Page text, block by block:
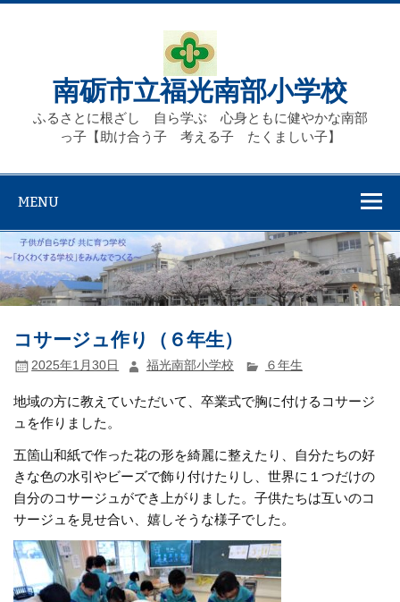
Skip
南砺市立福光南部小学校
ふるさとに根ざし 自ら学ぶ 心身ともに健やかな南部
っ子【助け合う子 考える子 たくましい子】
MENU
コサージュ作り（６年生）
2025年1月30日 福光南部小学校 ６年生
地域の方に教えていただいて、卒業式で胸に付けるコサージ
ュを作りました。
五箇山和紙で作った花の形を綺麗に整えたり、自分たちの好
きな色の水引やビーズで飾り付けたりし、世界に１つだけの
自分のコサージュができ上がりました。子供たちは互いのコ
サージュを見せ合い、嬉しそうな様子でした。